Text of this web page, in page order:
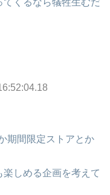
期間限定ストアとか
しめる企画を考えて